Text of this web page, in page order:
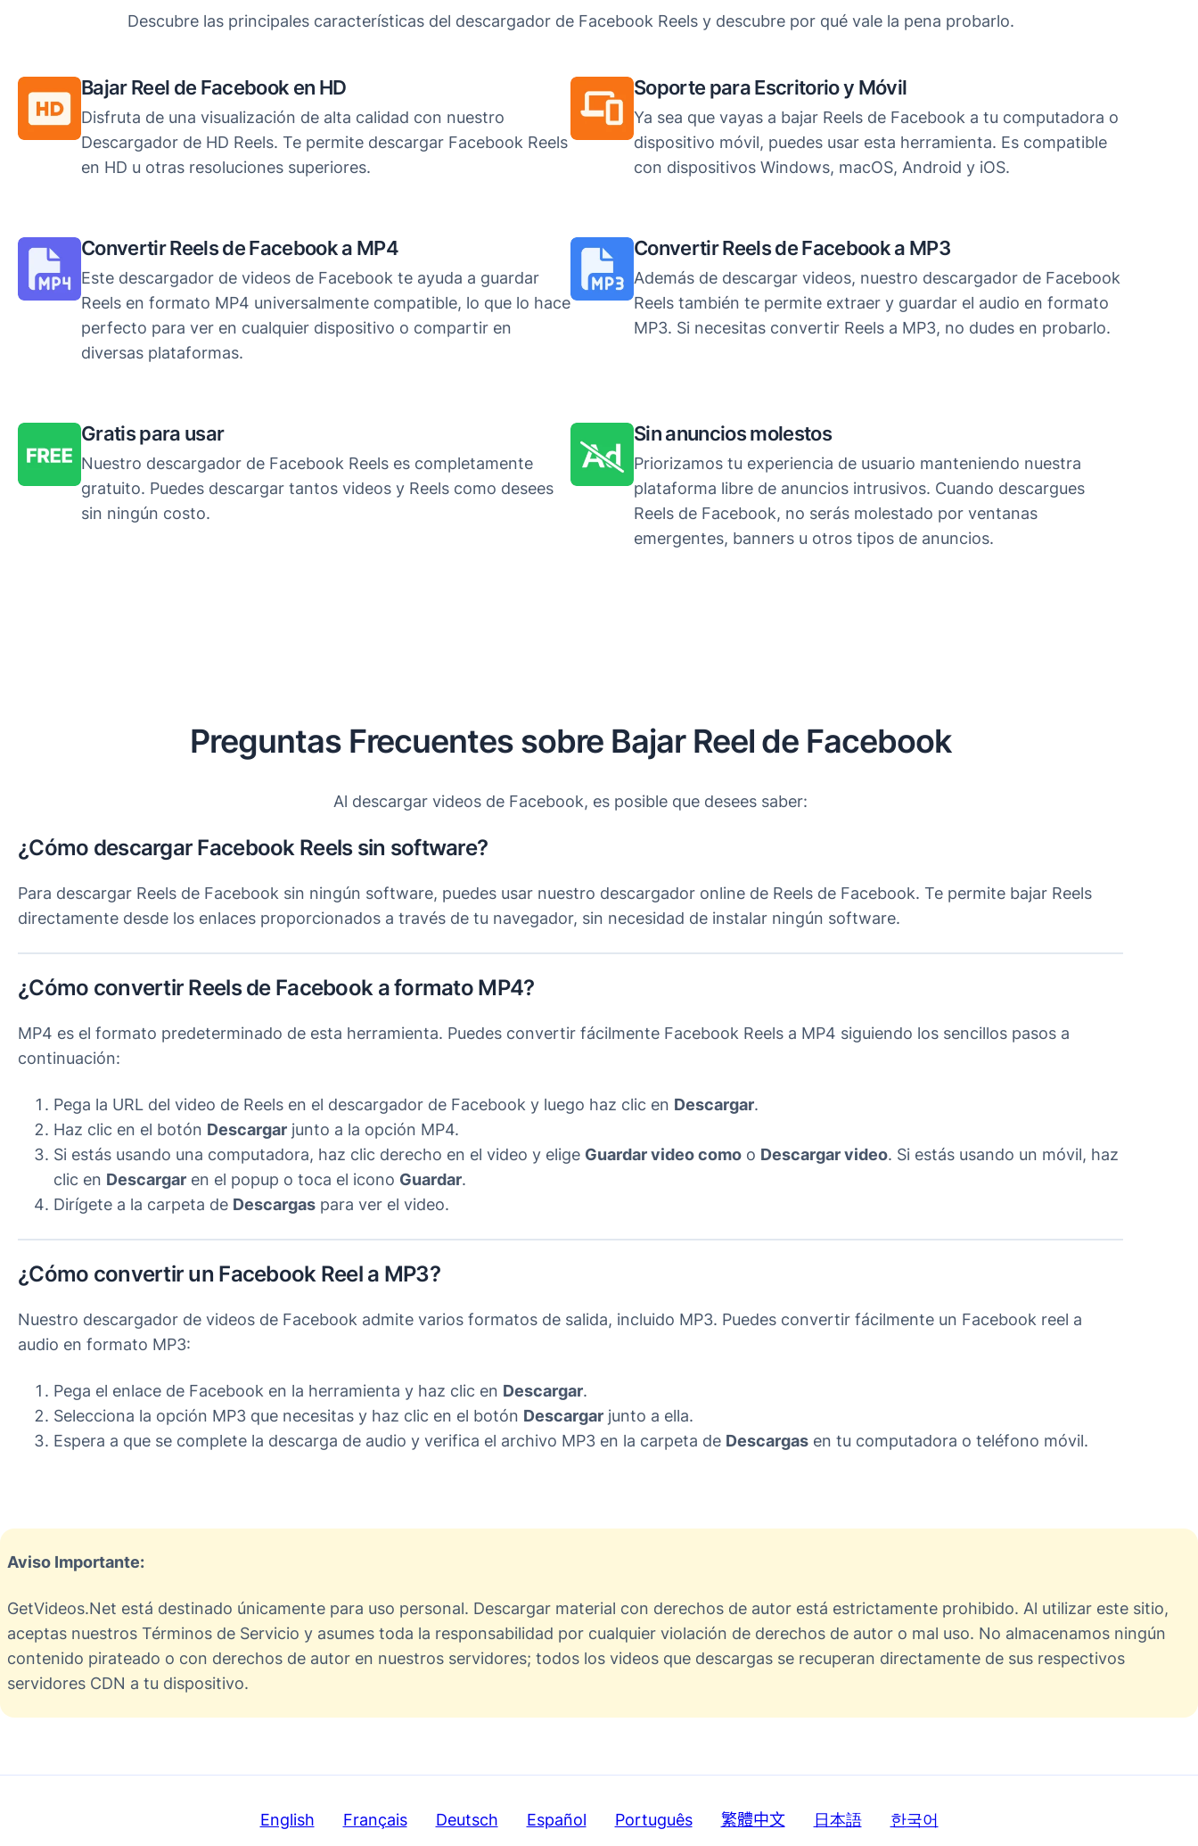
Descubre las principales características del descargador de Facebook Reels y descubre por qué vale la pena probarlo.
Bajar Reel de Facebook en HD
Disfruta de una visualización de alta calidad con nuestro
Descargador de HD Reels. Te permite descargar Facebook Reels
en HD u otras resoluciones superiores.
Soporte para Escritorio y Móvil
Ya sea que vayas a bajar Reels de Facebook a tu computadora o
dispositivo móvil, puedes usar esta herramienta. Es compatible
con dispositivos Windows, macOS, Android y iOS.
Convertir Reels de Facebook a MP4
Este descargador de videos de Facebook te ayuda a guardar
Reels en formato MP4 universalmente compatible, lo que lo hace
perfecto para ver en cualquier dispositivo o compartir en
diversas plataformas.
Convertir Reels de Facebook a MP3
Además de descargar videos, nuestro descargador de Facebook
Reels también te permite extraer y guardar el audio en formato
MP3. Si necesitas convertir Reels a MP3, no dudes en probarlo.
Gratis para usar
Nuestro descargador de Facebook Reels es completamente
gratuito. Puedes descargar tantos videos y Reels como desees
sin ningún costo.
Sin anuncios molestos
Priorizamos tu experiencia de usuario manteniendo nuestra
plataforma libre de anuncios intrusivos. Cuando descargues
Reels de Facebook, no serás molestado por ventanas
emergentes, banners u otros tipos de anuncios.
Preguntas Frecuentes sobre Bajar Reel de Facebook
Al descargar videos de Facebook, es posible que desees saber:
¿Cómo descargar Facebook Reels sin software?
Para descargar Reels de Facebook sin ningún software, puedes usar nuestro descargador online de Reels de Facebook. Te permite bajar Reels
directamente desde los enlaces proporcionados a través de tu navegador, sin necesidad de instalar ningún software.
¿Cómo convertir Reels de Facebook a formato MP4?
MP4 es el formato predeterminado de esta herramienta. Puedes convertir fácilmente Facebook Reels a MP4 siguiendo los sencillos pasos a
continuación:
Pega la URL del video de Reels en el descargador de Facebook y luego haz clic en Descargar.
Haz clic en el botón Descargar junto a la opción MP4.
Si estás usando una computadora, haz clic derecho en el video y elige Guardar video como o Descargar video. Si estás usando un móvil, haz
clic en Descargar en el popup o toca el icono Guardar.
Dirígete a la carpeta de Descargas para ver el video.
¿Cómo convertir un Facebook Reel a MP3?
Nuestro descargador de videos de Facebook admite varios formatos de salida, incluido MP3. Puedes convertir fácilmente un Facebook reel a
audio en formato MP3:
Pega el enlace de Facebook en la herramienta y haz clic en Descargar.
Selecciona la opción MP3 que necesitas y haz clic en el botón Descargar junto a ella.
Espera a que se complete la descarga de audio y verifica el archivo MP3 en la carpeta de Descargas en tu computadora o teléfono móvil.
Aviso Importante:
GetVideos.Net está destinado únicamente para uso personal. Descargar material con derechos de autor está estrictamente prohibido. Al utilizar este sitio,
aceptas nuestros Términos de Servicio y asumes toda la responsabilidad por cualquier violación de derechos de autor o mal uso. No almacenamos ningún
contenido pirateado o con derechos de autor en nuestros servidores; todos los videos que descargas se recuperan directamente de sus respectivos
servidores CDN a tu dispositivo.
English Français Deutsch Español Português 繁體中文 日本語 한국어